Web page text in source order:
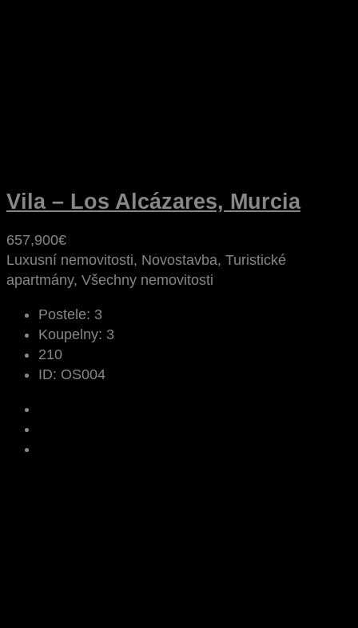
Vila – Los Alcázares, Murcia
657,900€
Luxusní nemovitosti, Novostavba, Turistické
apartmány, Všechny nemovitosti
Postele: 3
Koupelny: 3
210
ID: OS004